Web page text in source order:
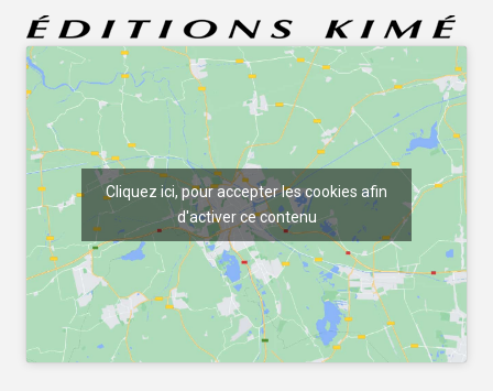
Cliquez ici, pour accepter les cookies afin
d'activer ce contenu